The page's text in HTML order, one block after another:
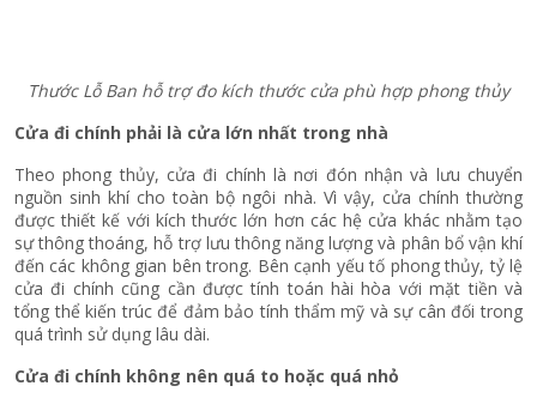
Thước Lỗ Ban hỗ trợ đo kích thước cửa phù hợp phong thủy
Cửa đi chính phải là cửa lớn nhất trong nhà
Theo phong thủy, cửa đi chính là nơi đón nhận và lưu chuyển
nguồn sinh khí cho toàn bộ ngôi nhà. Vì vậy, cửa chính thường
được thiết kế với kích thước lớn hơn các hệ cửa khác nhằm tạo
sự thông thoáng, hỗ trợ lưu thông năng lượng và phân bổ vận khí
đến các không gian bên trong. Bên cạnh yếu tố phong thủy, tỷ lệ
cửa đi chính cũng cần được tính toán hài hòa với mặt tiền và
tổng thể kiến trúc để đảm bảo tính thẩm mỹ và sự cân đối trong
quá trình sử dụng lâu dài.
Cửa đi chính không nên quá to hoặc quá nhỏ